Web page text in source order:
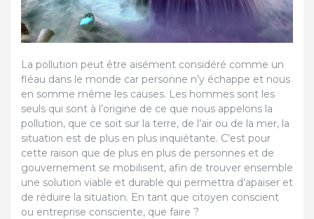
La pollution peut être aisément considéré comme un
fléau dans le monde car personne n’y échappe et nous
en somme même les causes. Les hommes sont les
seuls qui sont à l’origine de ce que nous appelons la
pollution, que ce soit sur la terre, de l’air ou de la mer, la
situation est de plus en plus inquiétante. C’est pour
cette raison que de plus en plus de personnes et de
gouvernement se mobilisent, afin de trouver ensemble
une solution viable et durable qui permettra d’apaiser et
de réduire la situation. En tant que citoyen conscient
ou entreprise consciente, que faire ?